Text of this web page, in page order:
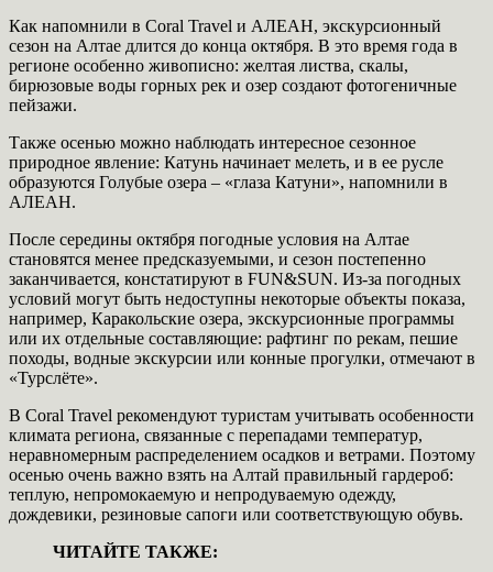
Как напомнили в Coral Travel и АЛЕАН, экскурсионный
сезон на Алтае длится до конца октября. В это время года в
регионе особенно живописно: желтая листва, скалы,
бирюзовые воды горных рек и озер создают фотогеничные
пейзажи.
Также осенью можно наблюдать интересное сезонное
природное явление: Катунь начинает мелеть, и в ее русле
образуются Голубые озера – «глаза Катуни», напомнили в
АЛЕАН.
После середины октября погодные условия на Алтае
становятся менее предсказуемыми, и сезон постепенно
заканчивается, констатируют в FUN&SUN. Из-за погодных
условий могут быть недоступны некоторые объекты показа,
например, Каракольские озера, экскурсионные программы
или их отдельные составляющие: рафтинг по рекам, пешие
походы, водные экскурсии или конные прогулки, отмечают в
«Турслёте».
В Coral Travel рекомендуют туристам учитывать особенности
климата региона, связанные с перепадами температур,
неравномерным распределением осадков и ветрами. Поэтому
осенью очень важно взять на Алтай правильный гардероб:
теплую, непромокаемую и непродуваемую одежду,
дождевики, резиновые сапоги или соответствующую обувь.
ЧИТАЙТЕ ТАКЖЕ: